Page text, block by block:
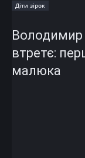
Діти зірок
Володимир
втретє:
малюка